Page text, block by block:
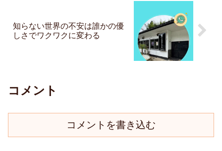
知らない世界の不安は誰かの優
しさでワクワクに変わる
コメント
コメントを書き込む